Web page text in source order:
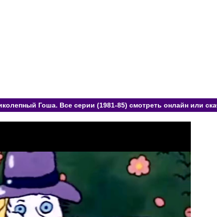
Гоша. Все серии (1981-85) смотреть онлайн или